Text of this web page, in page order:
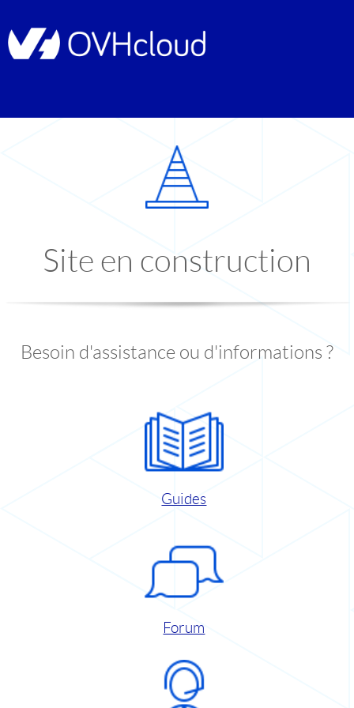
Site en construction
Besoin d'assistance ou d'informations ?
Guides
Forum